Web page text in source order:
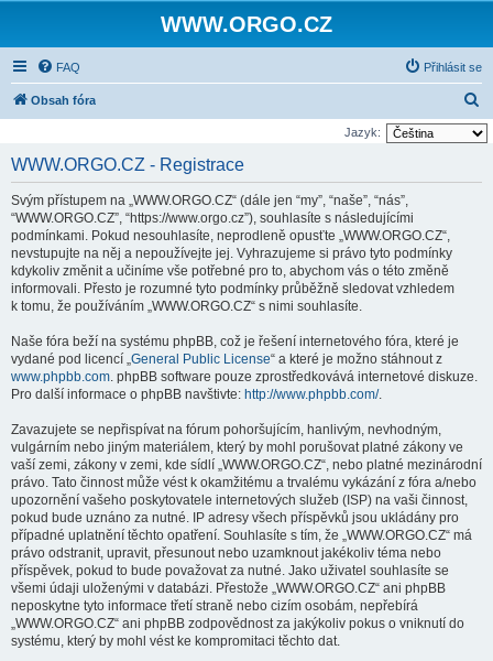
WWW.ORGO.CZ
FAQ Přihlásit se
Obsah fóra
l
Jazyk:
WWW.ORGO.CZ - Registrace
Svým přístupem na „WWW.ORGO.CZ“ (dále jen “my”, “naše”, “nás”,
“WWW.ORGO.CZ”, “https://www.orgo.cz”), souhlasíte s následujícími
podmínkami. Pokud nesouhlasíte, neprodleně opusťte „WWW.ORGO.CZ“,
nevstupujte na něj a nepoužívejte jej. Vyhrazujeme si právo tyto podmínky
kdykoliv změnit a učiníme vše potřebné pro to, abychom vás o této změně
informovali. Přesto je rozumné tyto podmínky průběžně sledovat vzhledem
k tomu, že používáním „WWW.ORGO.CZ“ s nimi souhlasíte.
Naše fóra beží na systému phpBB, což je řešení internetového fóra, které je
vydané pod licencí „General Public License“ a které je možno stáhnout z
www.phpbb.com. phpBB software pouze zprostředkovává internetové diskuze.
Pro další informace o phpBB navštivte: http://www.phpbb.com/.
Zavazujete se nepřispívat na fórum pohoršujícím, hanlivým, nevhodným,
vulgárním nebo jiným materiálem, který by mohl porušovat platné zákony ve
vaší zemi, zákony v zemi, kde sídlí „WWW.ORGO.CZ“, nebo platné mezinárodní
právo. Tato činnost může vést k okamžitému a trvalému vykázání z fóra a/nebo
upozornění vašeho poskytovatele internetových služeb (ISP) na vaši činnost,
pokud bude uznáno za nutné. IP adresy všech příspěvků jsou ukládány pro
případné uplatnění těchto opatření. Souhlasíte s tím, že „WWW.ORGO.CZ“ má
právo odstranit, upravit, přesunout nebo uzamknout jakékoliv téma nebo
příspěvek, pokud to bude považovat za nutné. Jako uživatel souhlasíte se
všemi údaji uloženými v databázi. Přestože „WWW.ORGO.CZ“ ani phpBB
neposkytne tyto informace třetí straně nebo cizím osobám, nepřebírá
„WWW.ORGO.CZ“ ani phpBB zodpovědnost za jakýkoliv pokus o vniknutí do
systému, který by mohl vést ke kompromitaci těchto dat.